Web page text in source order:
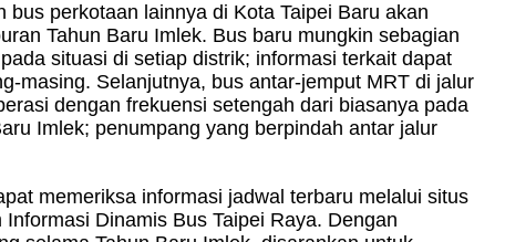
perkotaan lainnya di Kota Taipei Baru akan
Tahun Baru Imlek. Bus baru mungkin sebagian
situasi di setiap distrik; informasi terkait dapat
masing. Selanjutnya, bus antar-jemput MRT di jalur
dengan frekuensi setengah dari biasanya pada
Imlek; penumpang yang berpindah antar jalur
memeriksa informasi jadwal terbaru melalui situs
Dinamis Bus Taipei Raya. Dengan